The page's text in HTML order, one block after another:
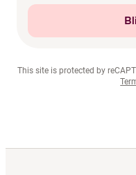
This site is protected by